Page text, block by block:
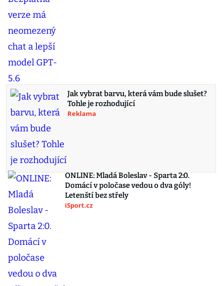
Jak vybrat barvu, která vám bude slušet?
Tohle je rozhodující
Reklama
ONLINE: Mladá Boleslav - Sparta 2:0.
Domácí v poločase vedou o dva góly!
Letenští bez střely
iSport.cz